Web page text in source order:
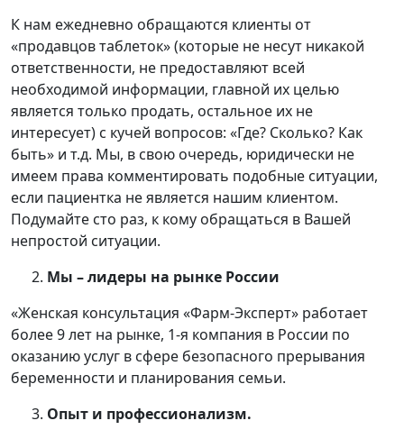
К нам ежедневно обращаются клиенты от
«продавцов таблеток» (которые не несут никакой
ответственности, не предоставляют всей
необходимой информации, главной их целью
является только продать, остальное их не
интересует) с кучей вопросов: «Где? Сколько? Как
быть» и т.д. Мы, в свою очередь, юридически не
имеем права комментировать подобные ситуации,
если пациентка не является нашим клиентом.
Подумайте сто раз, к кому обращаться в Вашей
непростой ситуации.
Мы – лидеры на рынке России
«Женская консультация «Фарм-Эксперт» работает
более 9 лет на рынке, 1-я компания в России по
оказанию услуг в сфере безопасного прерывания
беременности и планирования семьи.
Опыт и профессионализм.